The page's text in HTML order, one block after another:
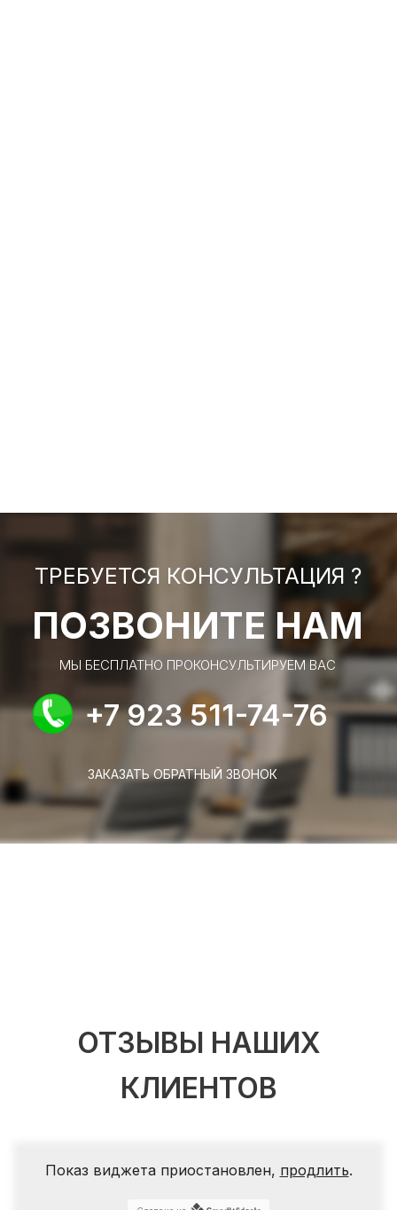
ТРЕБУЕТСЯ КОНСУЛЬТАЦИЯ ?
ПОЗВОНИТЕ НАМ
МЫ БЕСПЛАТНО ПРОКОНСУЛЬТИРУЕМ ВАС
+7 923 511-74-76
ЗАКАЗАТЬ ОБРАТНЫЙ ЗВОНОК
ОТЗЫВЫ НАШИХ
КЛИЕНТОВ
Показ виджета приостановлен, продлить.